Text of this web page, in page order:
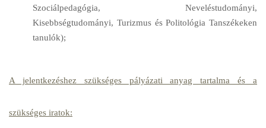
Szociálpedagógia, Neveléstudományi,
Kisebbségtudományi, Turizmus és Politológia Tanszékeken
tanulók);
A jelentkezéshez szükséges pályázati anyag tartalma és a
szükséges iratok: